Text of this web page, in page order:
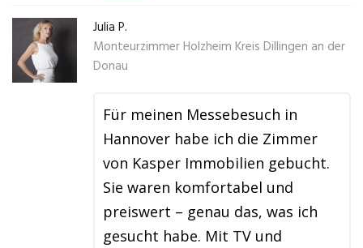
Julia P.
Monteurzimmer Holzheim Kreis Dillingen an der
Donau
Für meinen Messebesuch in
Hannover habe ich die Zimmer
von Kasper Immobilien gebucht.
Sie waren komfortabel und
preiswert – genau das, was ich
gesucht habe. Mit TV und